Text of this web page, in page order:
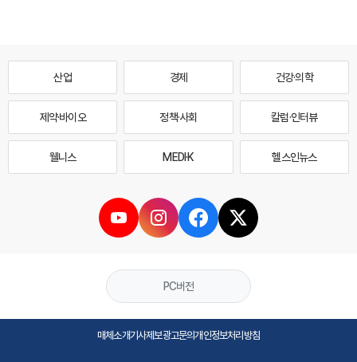
산업 경제 건강·의학
제약·바이오 정책·사회 칼럼·인터뷰
웰니스 MEDI·K 헬스인뉴스
PC버전
매체소개기사제보광고문의개인정보처리방침